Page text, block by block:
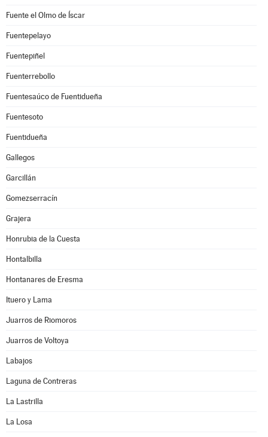
Fuente el Olmo de Íscar
Fuentepelayo
Fuentepiñel
Fuenterrebollo
Fuentesaúco de Fuentidueña
Fuentesoto
Fuentidueña
Gallegos
Garcillán
Gomezserracín
Grajera
Honrubia de la Cuesta
Hontalbilla
Hontanares de Eresma
Ituero y Lama
Juarros de Riomoros
Juarros de Voltoya
Labajos
Laguna de Contreras
La Lastrilla
La Losa